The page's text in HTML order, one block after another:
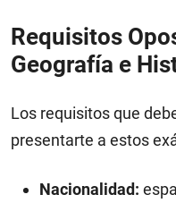
Requisitos
Geografía e
Los requisitos que
presentarte a estos
Nacionalidad: